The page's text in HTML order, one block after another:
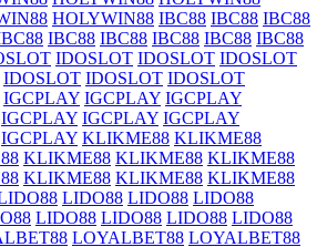
HOLYWIN88 IBC88 IBC88 IBC88
IBC88 IBC88 IBC88 IBC88 IBC88
IDOSLOT IDOSLOT IDOSLOT
IDOSLOT IDOSLOT IDOSLOT
IGCPLAY IGCPLAY IGCPLAY
IGCPLAY IGCPLAY IGCPLAY
IGCPLAY KLIKME88 KLIKME88
KLIKME88 KLIKME88 KLIKME88
KLIKME88 KLIKME88 KLIKME88
LIDO88 LIDO88 LIDO88
LIDO88 LIDO88 LIDO88 LIDO88
LOYALBET88 LOYALBET88